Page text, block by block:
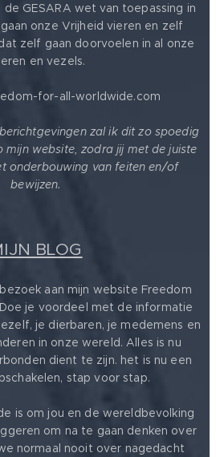
de GESARA wet van toepassing in
onze Vrijheid vieren en zelf
zelf gaan doorvoelen in al onze
en vezels.
for-all-worldwide.com
zal ik dit zo spoedig
mijn website, zodra jij met de juiste
onderbouwing van feiten en/of
bewijzen.
BLOG
aan mijn website Freedom
je voordeel met de informatie
je dierbaren, je medemens en
in onze wereld. Alles is nu
dient te zijn. het is nu een
stap voor stap.
is om jou en de wereldbevolking
om na te gaan denken over
normaal nooit over nagedacht